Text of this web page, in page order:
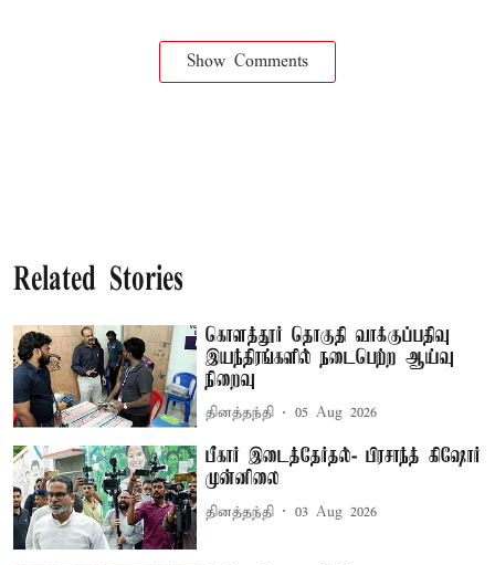
Show Comments
Related Stories
கொளத்தூர் தொகுதி வாக்குப்பதிவு
இயந்திரங்களில் நடைபெற்ற ஆய்வு
நிறைவு
தினத்தந்தி 05 Aug 2026
பீகார் இடைத்தேர்தல்- பிரசாந்த் கிஷோர்
முன்னிலை
தினத்தந்தி 03 Aug 2026